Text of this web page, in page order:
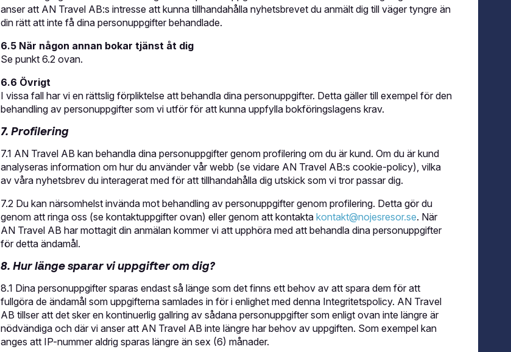
anser att AN Travel AB:s intresse att kunna tillhandahålla nyhetsbrevet du anmält dig till väger tyngre än
din rätt att inte få dina personuppgifter behandlade.
6.5 När någon annan bokar tjänst åt dig
Se punkt 6.2 ovan.
6.6 Övrigt
I vissa fall har vi en rättslig förpliktelse att behandla dina personuppgifter. Detta gäller till exempel för den
behandling av personuppgifter som vi utför för att kunna uppfylla bokföringslagens krav.
7. Profilering
7.1 AN Travel AB kan behandla dina personuppgifter genom profilering om du är kund. Om du är kund
analyseras information om hur du använder vår webb (se vidare AN Travel AB:s cookie-policy), vilka
av våra nyhetsbrev du interagerat med för att tillhandahålla dig utskick som vi tror passar dig.
7.2 Du kan närsomhelst invända mot behandling av personuppgifter genom profilering. Detta gör du
genom att ringa oss (se kontaktuppgifter ovan) eller genom att kontakta kontakt@nojesresor.se. När
AN Travel AB har mottagit din anmälan kommer vi att upphöra med att behandla dina personuppgifter
för detta ändamål.
8. Hur länge sparar vi uppgifter om dig?
8.1 Dina personuppgifter sparas endast så länge som det finns ett behov av att spara dem för att
fullgöra de ändamål som uppgifterna samlades in för i enlighet med denna Integritetspolicy. AN Travel
AB tillser att det sker en kontinuerlig gallring av sådana personuppgifter som enligt ovan inte längre är
nödvändiga och där vi anser att AN Travel AB inte längre har behov av uppgiften. Som exempel kan
anges att IP-nummer aldrig sparas längre än sex (6) månader.